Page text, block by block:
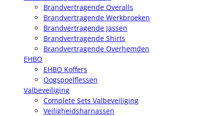
Brandvertragende Overalls
Brandvertragende Werkbroeken
Brandvertragende Jassen
Brandvertragende Shirts
Brandvertragende Overhemden
EHBO
EHBO Koffers
Oogspoelflessen
Valbeveiliging
Complete Sets Valbeveiliging
Veiligheidsharnassen